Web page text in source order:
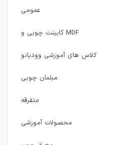
عمومی
کابینت چوبی و MDF
کلاس های آموزشی وودیانو
مبلمان چوبی
متفرقه
محصولات آموزشی